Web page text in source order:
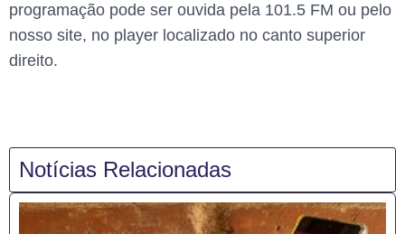
programação pode ser ouvida pela 101.5 FM ou pelo
nosso site, no player localizado no canto superior
direito.
Notícias Relacionadas